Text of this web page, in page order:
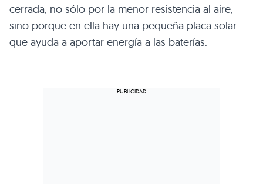
cerrada, no sólo por la menor resistencia al aire,
sino porque en ella hay una pequeña placa solar
que ayuda a aportar energía a las baterías.